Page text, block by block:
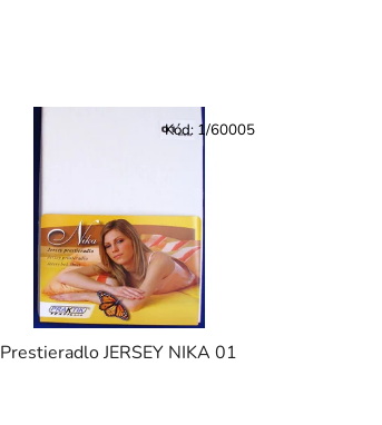
Prestieradlo JERSEY NIKA 01
Kód: 1/60005